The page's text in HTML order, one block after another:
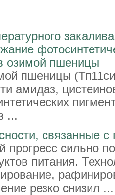
озимой пшеницы
пшеницы
амидаз,
...
связанные
прогресс сильно
питания.
резко снизил ...